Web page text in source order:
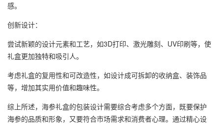
感。
创新设计：
尝试新颖的设计元素和工艺，如3D打印、激光雕刻、UV印刷等，使
礼盒更加独特和吸引人。
考虑礼盒的复用性和可改造性，如设计成可拆卸的收纳盒、装饰品
等，增加其实用价值和趣味性。
综上所述，海参礼盒的包装设计需要综合考虑多个方面，既要保护
海参的品质和形象，又要符合市场需求和消费者心理。通过精心设